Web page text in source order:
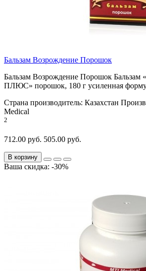
Бальзам Возрождение Порошок
Бальзам Возрождение Порошок
ПЛЮС» порошок, 180 г усиленная
Страна производитель: Казахстан
Medical
2
712.00 руб. 505.00 руб.
В корзину
Ваша скидка: -30%